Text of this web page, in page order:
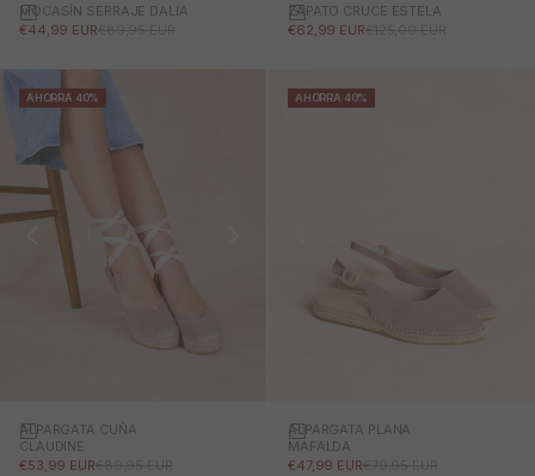
MOCASÍN SERRAJE DALIA
PRECIO DE OFERTA
€44,99 EURPRECIO NORMAL
€89,95 EUR
ZAPATO CRUCE ESTELA
PRECIO DE OFERTA
€62,99 EURPRECIO NORMAL
€125,00 EUR
AHORRA 40%
ALPARGATA CUÑA
CLAUDINE
PRECIO DE OFERTA
€53,99 EURPRECIO NORMAL
€89,95 EUR
AHORRA 40%
ALPARGATA PLANA
MAFALDA
PRECIO DE OFERTA
€47,99 EURPRECIO NORMAL
€79,95 EUR